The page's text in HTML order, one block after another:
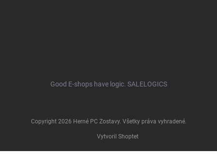
Good E-shops have logic. SALELOGICS
Vytvoril Shoptet
Copyright 2026 Herné PC Zostavy. Všetky práva vyhradené.